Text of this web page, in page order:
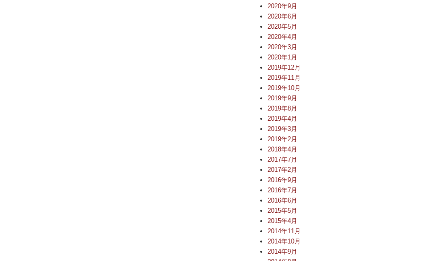
2020年9月
2020年6月
2020年5月
2020年4月
2020年3月
2020年1月
2019年12月
2019年11月
2019年10月
2019年9月
2019年8月
2019年4月
2019年3月
2019年2月
2018年4月
2017年7月
2017年2月
2016年9月
2016年7月
2016年6月
2015年5月
2015年4月
2014年11月
2014年10月
2014年9月